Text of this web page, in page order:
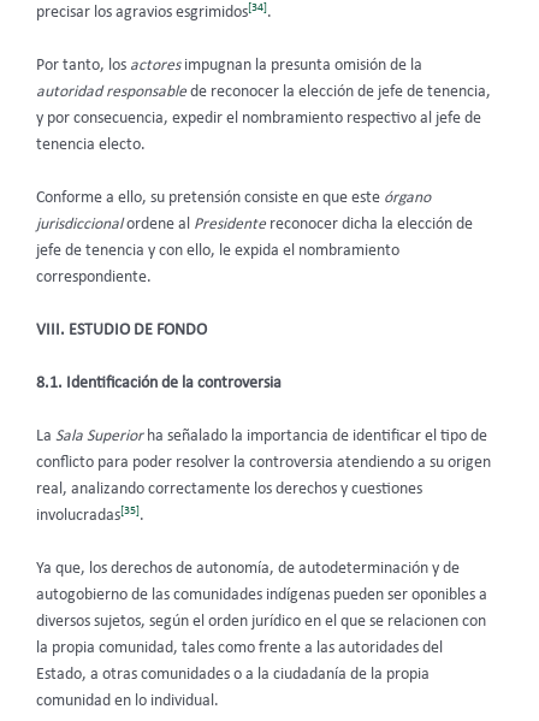
precisar los agravios esgrimidos[34].
Por tanto, los actores impugnan la presunta omisión de la
autoridad responsablede reconocer la elección de jefe de tenencia,
y por consecuencia, expedir el nombramiento respectivo al jefe de
tenencia electo.
Conforme a ello, su pretensión consiste en que este órgano
jurisdiccionalordene al Presidentereconocer dicha la elección de
jefe de tenencia y con ello, le expida el nombramiento
correspondiente.
VIII. ESTUDIO DE FONDO
8.1. Identificación de la controversia
La Sala Superior ha señalado la importancia de identificar el tipo de
conflicto para poder resolver la controversia atendiendo a su origen
real, analizando correctamente los derechos y cuestiones
involucradas[35].
Ya que, los derechos de autonomía, de autodeterminación y de
autogobierno de las comunidades indígenas pueden ser oponibles a
diversos sujetos, según el orden jurídico en el que se relacionen con
la propia comunidad, tales como frente a las autoridades del
Estado, a otras comunidades o a la ciudadanía de la propia
comunidad en lo individual.